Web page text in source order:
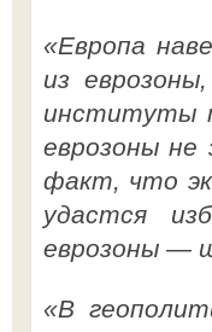
«Европа
из еврозоны,
институты
еврозоны
факт, что
удастся
еврозоны —
«В